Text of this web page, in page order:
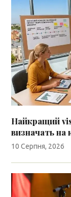
Найкращий
визначать на
10 Серпня, 2026